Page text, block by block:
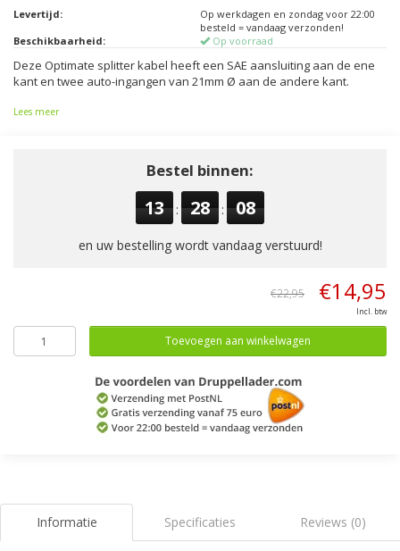
Levertijd:
Op werkdagen en zondag voor 22:00
besteld = vandaag verzonden!
Beschikbaarheid:
Op voorraad
Deze Optimate splitter kabel heeft een SAE aansluiting aan de ene
kant en twee auto-ingangen van 21mm Ø aan de andere kant.
Lees meer
Bestel binnen:
13 : 28 : 08
en uw bestelling wordt vandaag verstuurd!
€22,95 €14,95
Incl. btw
Toevoegen aan winkelwagen
Informatie Specificaties Reviews (0)